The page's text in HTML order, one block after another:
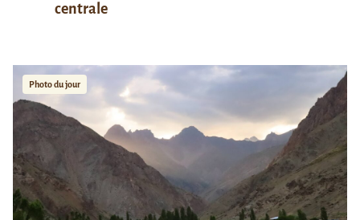
centrale
Photo du jour